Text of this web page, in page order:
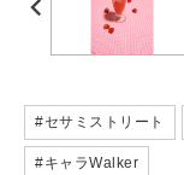
#セサミストリート
#キャラWalker